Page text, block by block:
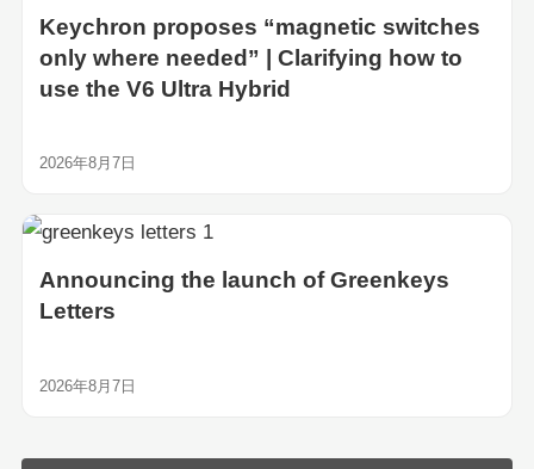
Keychron proposes “magnetic switches
only where needed” | Clarifying how to
use the V6 Ultra Hybrid
2026年8月7日
Announcing the launch of Greenkeys
Letters
2026年8月7日